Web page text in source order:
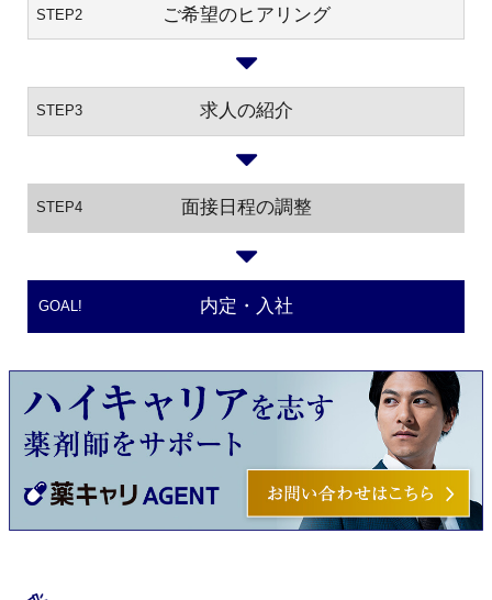
STEP2 ご希望のヒアリング
STEP3 求人の紹介
STEP4 面接日程の調整
GOAL! 内定・入社